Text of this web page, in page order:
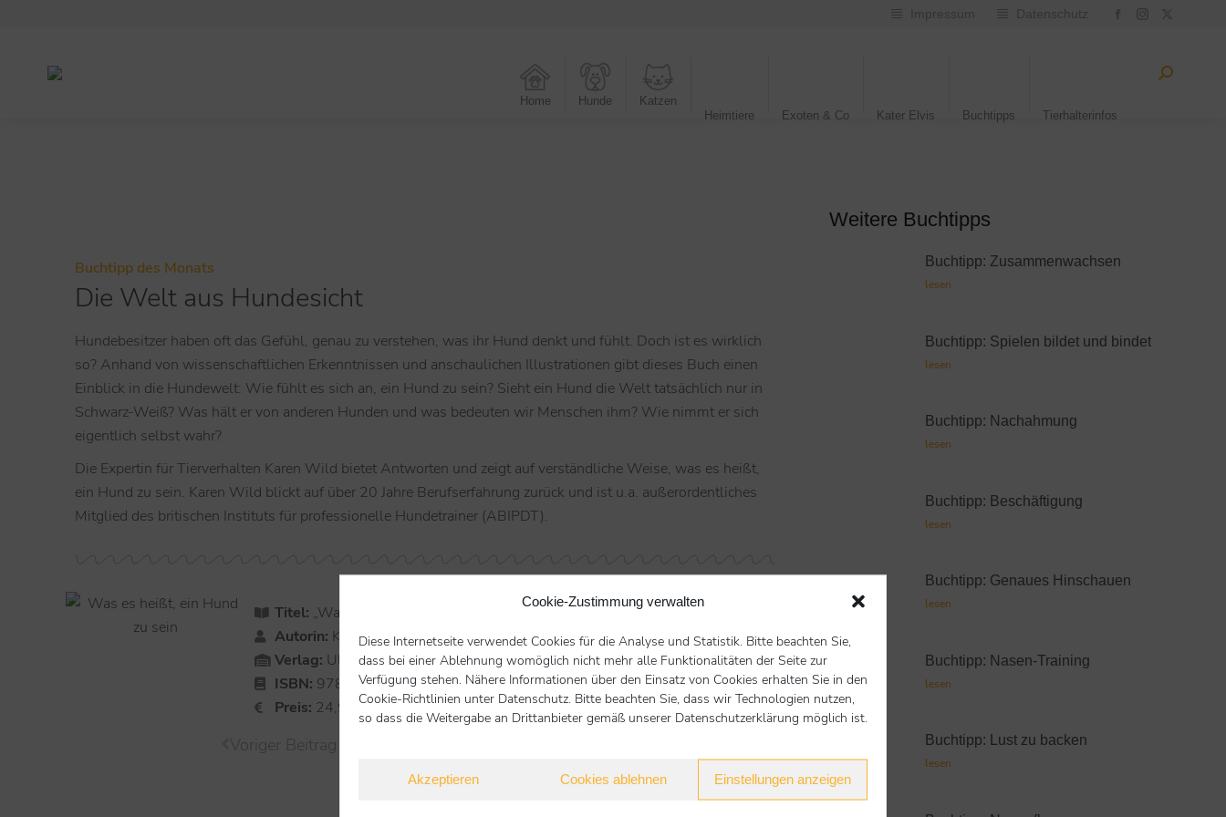
Cookie-Zustimmung verwalten
Diese Internetseite verwendet Cookies für die Analyse und Statistik. Bitte beachten Sie,
dass bei einer Ablehnung womöglich nicht mehr alle Funktionalitäten der Seite zur
Verfügung stehen. Nähere Informationen über den Einsatz von Cookies erhalten Sie in den
Cookie-Richtlinien unter Datenschutz. Bitte beachten Sie, dass wir Technologien nutzen,
so dass die Weitergabe an Drittanbieter gemäß unserer Datenschutzerklärung möglich ist.
Akzeptieren Cookies ablehnen Einstellungen anzeigen
Impressum Datenschutz
Home Hunde
Katzen
Heimtiere
Exoten & Co Kater Elvis Buchtipps Tierhalterinfos
Buchtipp des Monats
Die Welt aus Hundesicht
Hundebesitzer haben oft das Gefühl, genau zu verstehen, was ihr Hund denkt und fühlt. Doch ist es wirklich
so? Anhand von wissenschaftlichen Erkenntnissen und anschaulichen Illustrationen gibt dieses Buch einen
Einblick in die Hundewelt: Wie fühlt es sich an, ein Hund zu sein? Sieht ein Hund die Welt tatsächlich nur in
Schwarz-Weiß? Was hält er von anderen Hunden und was bedeuten wir Menschen ihm? Wie nimmt er sich
eigentlich selbst wahr?
Die Expertin für Tierverhalten Karen Wild bietet Antworten und zeigt auf verständliche Weise, was es heißt,
ein Hund zu sein. Karen Wild blickt auf über 20 Jahre Berufserfahrung zurück und ist u.a. außerordentliches
Mitglied des britischen Instituts für professionelle Hundetrainer (ABIPDT).
Titel: „Was es heißt, ein Hund zu sein“
Autorin: Karen Wild
Verlag: Ulmer
ISBN: 978-3-8186-0022-8
Preis: 24,90 €
Voriger Beitrag
zur Übersicht
Weitere Buchtipps
Buchtipp: Zusammenwachsen
lesen
Buchtipp: Spielen bildet und bindet
lesen
Buchtipp: Nachahmung
lesen
Buchtipp: Beschäftigung
lesen
Buchtipp: Genaues Hinschauen
lesen
Buchtipp: Nasen-Training
lesen
Buchtipp: Lust zu backen
lesen